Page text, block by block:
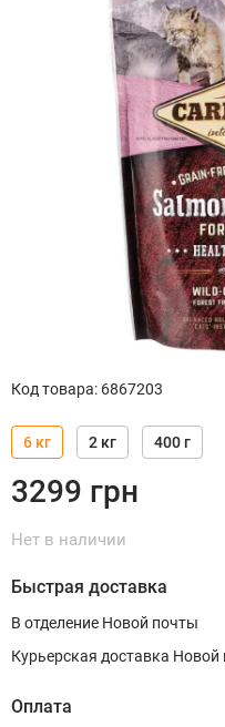
Код товара: 6867203
6 кг 2 кг 400 г
3299 грн
Нет в наличии
Быстрая доставка
В отделение Новой почты
Курьерская доставка Новой
Оплата